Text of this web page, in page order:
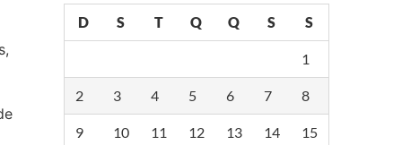
D S T Q Q S S
1
2 3 4 5 6 7 8
9 10 11 12 13 14 15